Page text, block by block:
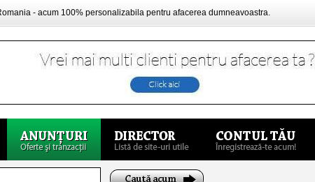
- acum 100% personalizabila pentru afacerea dumneavoastra.